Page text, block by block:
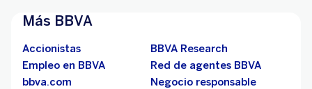
Más BBVA
Accionistas
BBVA Research
Empleo en BBVA
Red de agentes BBVA
bbva.com
Negocio responsable